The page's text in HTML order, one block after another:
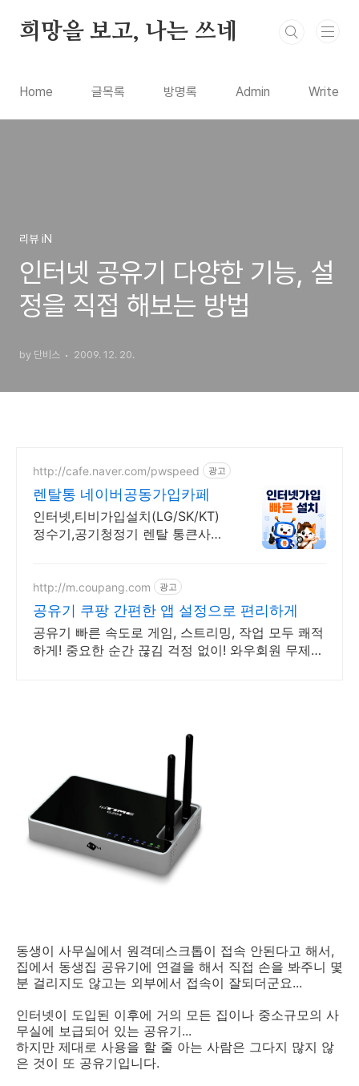
희망을 보고, 나는 쓰네
Home 글목록 방명록 Admin Write
리뷰 iN
인터넷 공유기 다양한 기능, 설
정을 직접 해보는 방법
by 단비스 2009. 12. 20.
http://cafe.naver.com/pwspeed 광고
렌탈통 네이버공동가입카페
인터넷,티비가입설치(LG/SK/KT)
정수기,공기청정기 렌탈 통큰사은
http://m.coupang.com 광고
공유기 쿠팡 간편한 앱 설정으로 편리하게
공유기 빠른 속도로 게임, 스트리밍, 작업 모두 쾌적
하게! 중요한 순간 끊김 걱정 없이! 와우회원 무제한
동생이 사무실에서 원격데스크톱이 접속 안된다고 해서,
집에서 동생집 공유기에 연결을 해서 직접 손을 봐주니 몇
분 걸리지도 않고는 외부에서 접속이 잘되더군요...
인터넷이 도입된 이후에 거의 모든 집이나 중소규모의 사
무실에 보급되어 있는 공유기...
하지만 제대로 사용을 할 줄 아는 사람은 그다지 많지 않
은 것이 또 공유기입니다.